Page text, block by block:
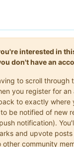
interested in
don't have an
to scroll through
you register for an
to exactly where
be notified of new
notification).
and upvote
community